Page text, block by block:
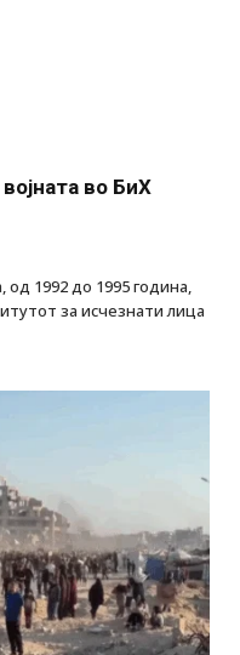
во БиХ
од 1992 до 1995 година,
за исчезнати лица